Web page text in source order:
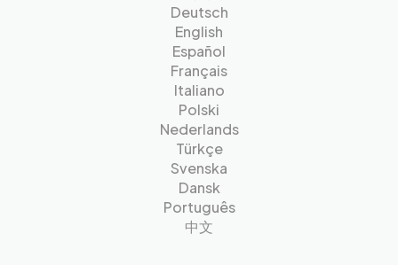
Deutsch
English
Español
Français
Italiano
Polski
Nederlands
Türkçe
Svenska
Dansk
Português
中文